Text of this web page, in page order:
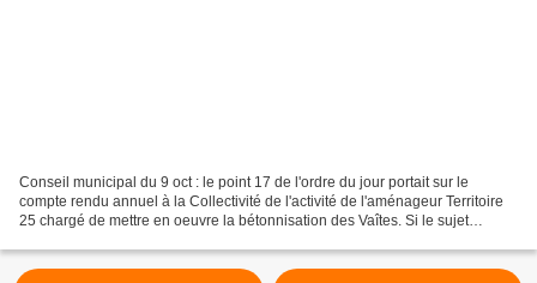
Conseil municipal du 9 oct : le point 17 de l'ordre du jour portait sur le
compte rendu annuel à la Collectivité de l'activité de l'aménageur Territoire
25 chargé de mettre en oeuvre la bétonnisation des Vaîtes. Si le sujet